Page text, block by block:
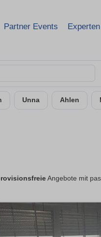
Partner Events
Unna Ahlen
Angebote mit